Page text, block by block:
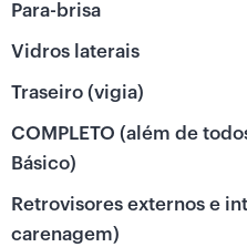
Para-brisa
Vidros laterais
Traseiro (vigia)
COMPLETO (além de
Básico)
Retrovisores externos e
carenagem)